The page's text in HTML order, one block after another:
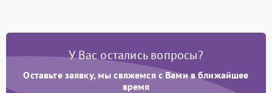
У Вас остались вопросы?
Оставьте заявку, мы свяжемся с Вами в ближайшее
время